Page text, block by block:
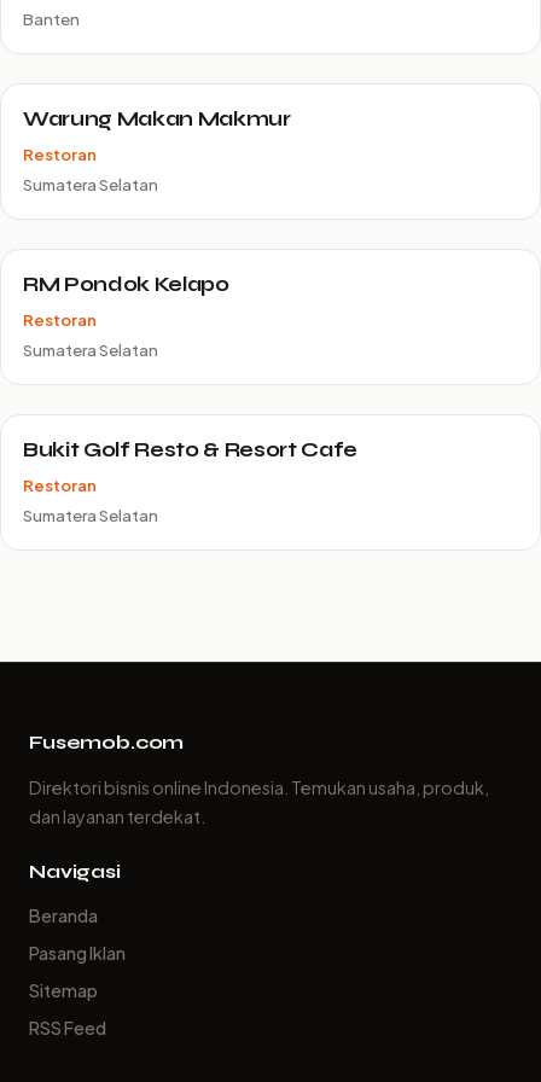
Banten
Warung Makan Makmur
Restoran
Sumatera Selatan
RM Pondok Kelapo
Restoran
Sumatera Selatan
Bukit Golf Resto & Resort Cafe
Restoran
Sumatera Selatan
Fusemob.com
Direktori bisnis online Indonesia. Temukan usaha, produk,
dan layanan terdekat.
Navigasi
Beranda
Pasang Iklan
Sitemap
RSS Feed